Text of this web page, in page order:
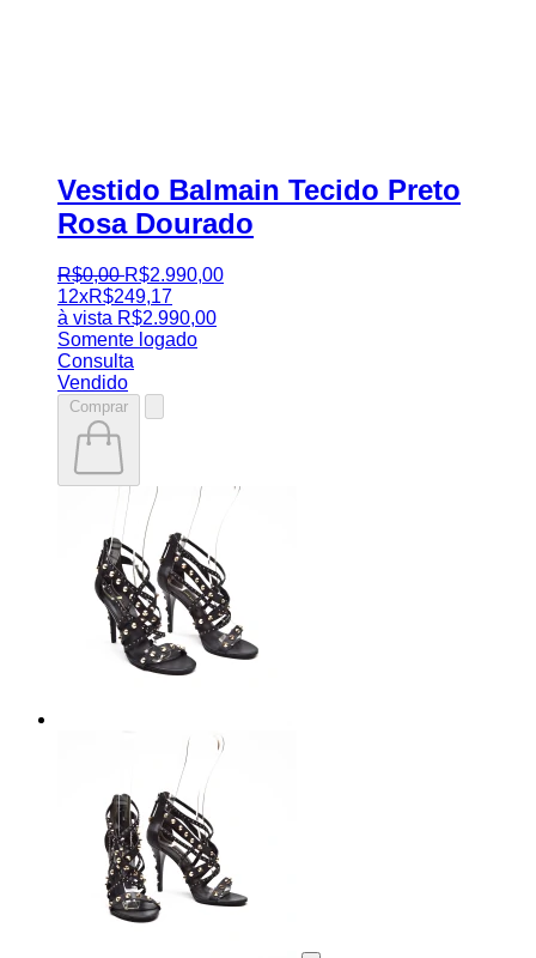
Vestido Balmain Tecido Preto
Rosa Dourado
R$0,00 R$2.990,00
12xR$249,17
à vista R$2.990,00
Somente logado
Consulta
Vendido
Comprar